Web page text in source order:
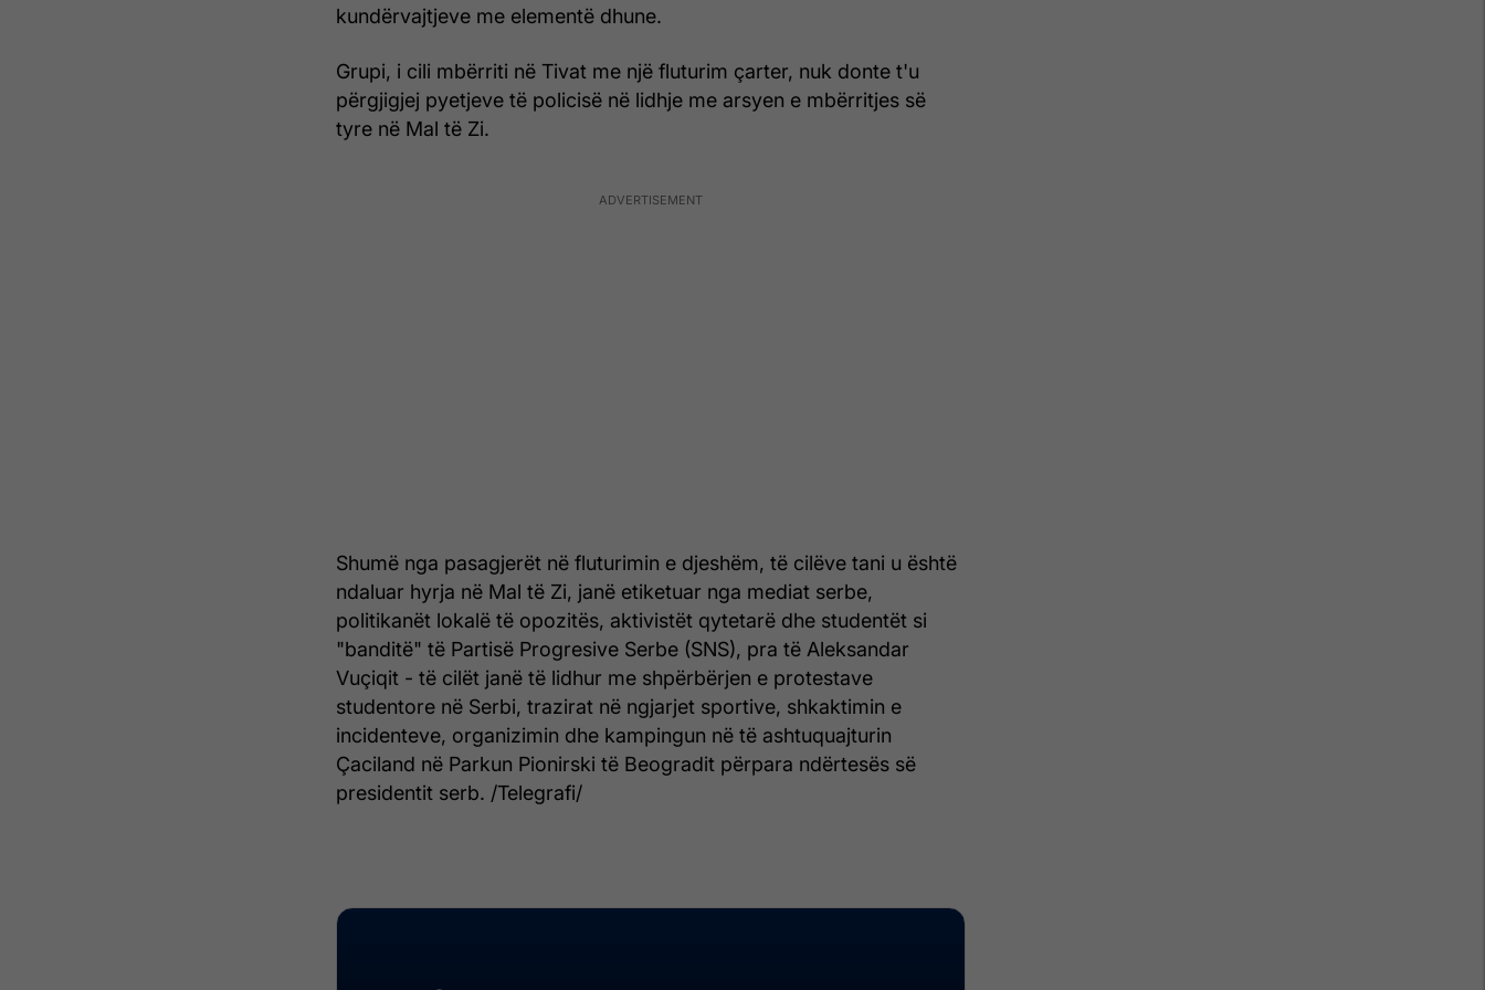
kundërvajtjeve me elementë dhune.
Grupi, i cili mbërriti në Tivat me një fluturim çarter, nuk donte t'u
përgjigjej pyetjeve të policisë në lidhje me arsyen e mbërritjes së
tyre në Mal të Zi.
Shumë nga pasagjerët në fluturimin e djeshëm, të cilëve tani u është
ndaluar hyrja në Mal të Zi, janë etiketuar nga mediat serbe,
politikanët lokalë të opozitës, aktivistët qytetarë dhe studentët si
"banditë" të Partisë Progresive Serbe (SNS), pra të Aleksandar
Vuçiqit - të cilët janë të lidhur me shpërbërjen e protestave
studentore në Serbi, trazirat në ngjarjet sportive, shkaktimin e
incidenteve, organizimin dhe kampingun në të ashtuquajturin
Çaciland në Parkun Pionirski të Beogradit përpara ndërtesës së
presidentit serb. /Telegrafi/